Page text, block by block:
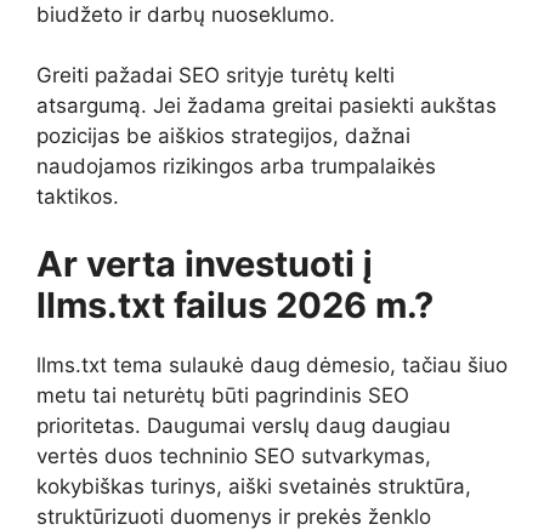
biudžeto ir darbų nuoseklumo.
Greiti pažadai SEO srityje turėtų kelti
atsargumą. Jei žadama greitai pasiekti aukštas
pozicijas be aiškios strategijos, dažnai
naudojamos rizikingos arba trumpalaikės
taktikos.
Ar verta investuoti į
llms.txt failus 2026 m.?
llms.txt tema sulaukė daug dėmesio, tačiau šiuo
metu tai neturėtų būti pagrindinis SEO
prioritetas. Daugumai verslų daug daugiau
vertės duos techninio SEO sutvarkymas,
kokybiškas turinys, aiški svetainės struktūra,
struktūrizuoti duomenys ir prekės ženklo